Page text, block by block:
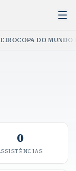
COPA DO
0